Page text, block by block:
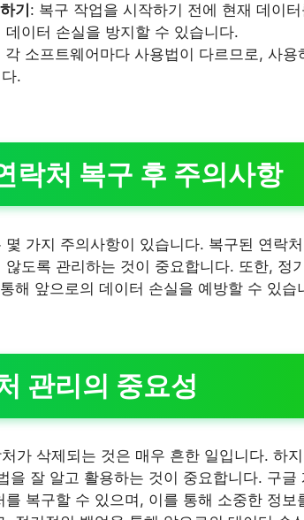
기 : 복구 작업을 시작하기 전에 현재 데이
데이터 손실을 방지할 수 있습니다.
각 소프트웨어마다 사용법이 다르므로, 사
.
락처 복구 후 주의사항
가지 주의사항이 있습니다. 복구된 연락
도록 관리하는 것이 중요합니다. 또한, 정
해 앞으로의 데이터 손실을 예방할 수 있습
관리의 중요성
가 삭제되는 것은 매우 흔한 일입니다. 하
을 잘 알고 활용하는 것이 중요합니다. 구
를 복구할 수 있으며, 이를 통해 소중한 정